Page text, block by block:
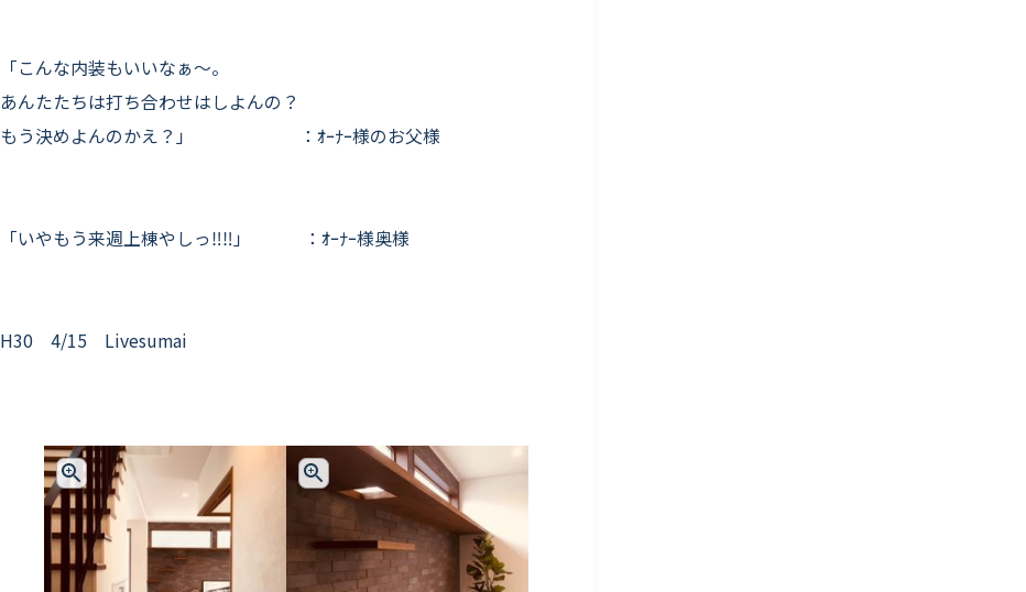
「こんな内装もいいなぁ〜。
あんたたちは打ち合わせはしよんの？
もう決めよんのかえ？」 ：ｵｰﾅｰ様のお父様
「いやもう来週上棟やしっ‼‼」 ：ｵｰﾅｰ様奥様
H30 4/15 Livesumai